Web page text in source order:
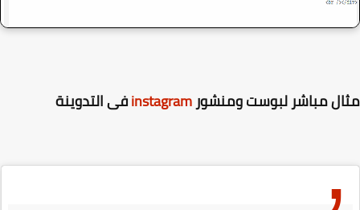
مباشر لبوست ومنشورinstagramفى التدوينة